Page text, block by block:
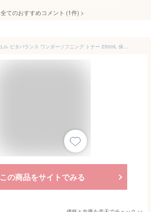
全てのおすすめコメント (1件) >
EUNYUL ウンユル ビタバランス ワンダーソフニング トナー 250mL 保湿化粧水 拭き取り化粧水 ピーリング 毛穴ケア パンテノール ヒアルロン酸 脂性肌 韓国コスメ 韓国スキンケア スキンケア パパイヤ 角質ケア【訳あり 使用期限切迫 2025/12/11】
この商品をサイトでみる